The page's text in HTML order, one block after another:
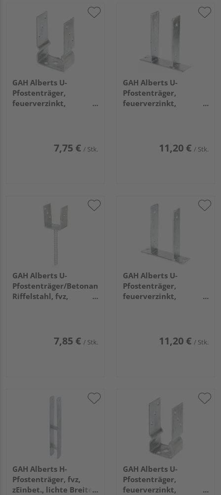
GAH Alberts U-
Pfostenträger,
feuerverzinkt,
7,75 € / Stk.
GAH Alberts U-
Pfostenträger,
feuerverzinkt,
11,20 € / Stk.
GAH Alberts U-
Pfostenträger/Betonanker
Riffelstahl, fvz,
7,85 € / Stk.
GAH Alberts U-
Pfostenträger,
feuerverzinkt,
11,20 € / Stk.
GAH Alberts H-
Pfostenträger, fvz,
zEinbet., lichte Breite
GAH Alberts U-
Pfostenträger,
feuerverzinkt,